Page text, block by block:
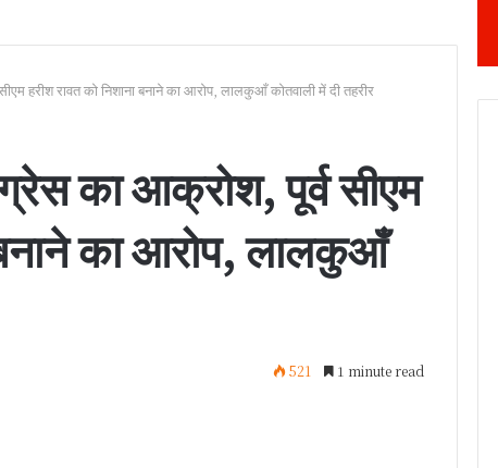
हरीश रावत को निशाना बनाने का आरोप, लालकुआँ कोतवाली में दी तहरीर
का आक्रोश, पूर्व सीएम
बनाने का आरोप, लालकुआँ
521 1 minute read